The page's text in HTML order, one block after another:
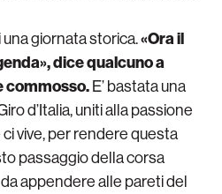
giornata storica.«Ora il
dice qualcuno a
commosso.E’ bastata una
d’Italia, uniti alla passione
vive, per rendere questa
passaggio della corsa
appendere alle pareti del